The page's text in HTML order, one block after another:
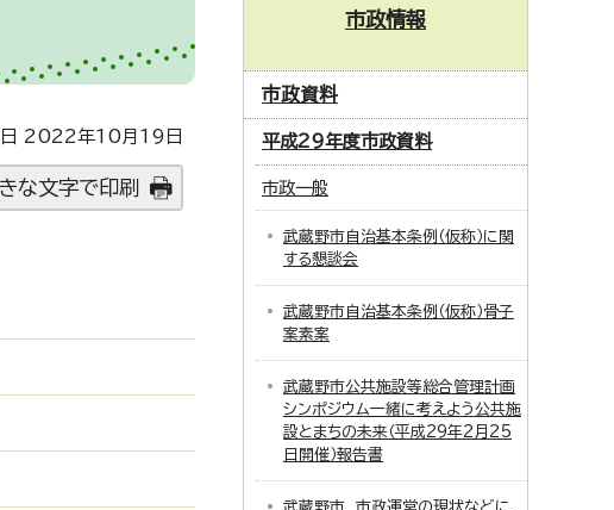
2022年10月19日
な文字で印刷
市政情報
市政資料
平成29年度市政資料
市政一般
武蔵野市自治基本条例（仮称）に関
する懇談会
武蔵野市自治基本条例（仮称）骨子
案素案
武蔵野市公共施設等総合管理計画
シンポジウム一緒に考えよう公共施
設とまちの未来（平成29年2月25
日開催）報告書